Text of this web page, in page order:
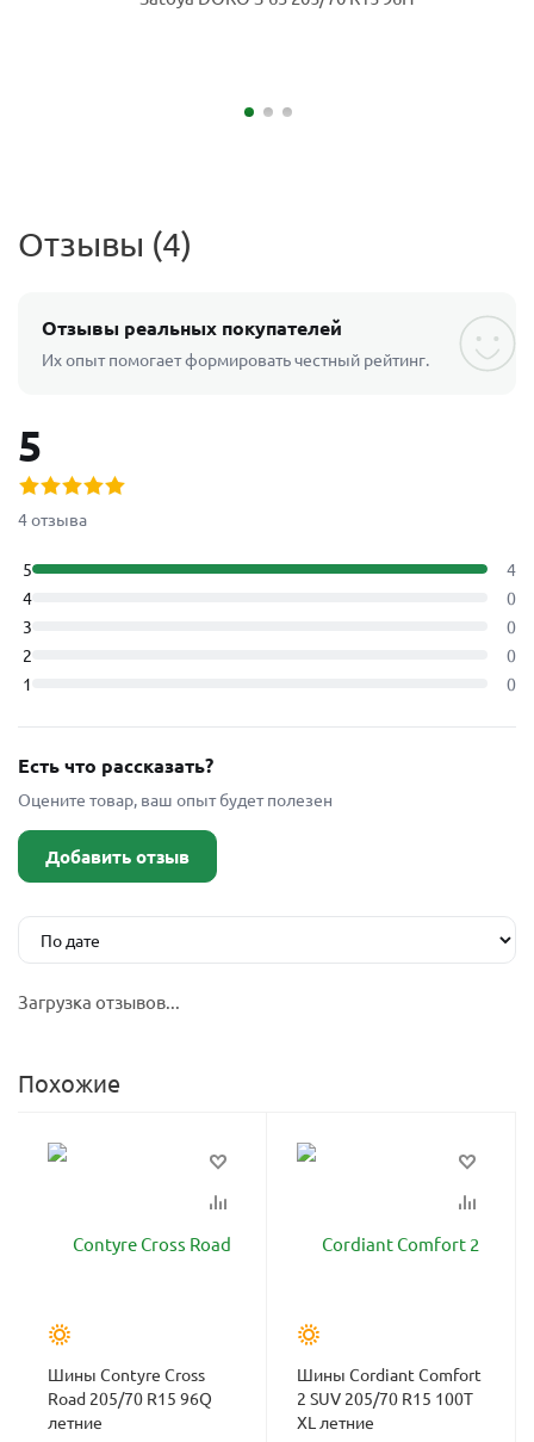
Отзывы (4)
Отзывы реальных покупателей
Их опыт помогает формировать честный рейтинг.
5
4 отзыва
5
4
4
0
3
0
2
0
1
0
Есть что рассказать?
Оцените товар, ваш опыт будет полезен
Добавить отзыв
Загрузка отзывов...
Похожие
Шины Contyre Cross
Road 205/70 R15 96Q
летние
Шины Cordiant Comfort
2 SUV 205/70 R15 100T
XL летние